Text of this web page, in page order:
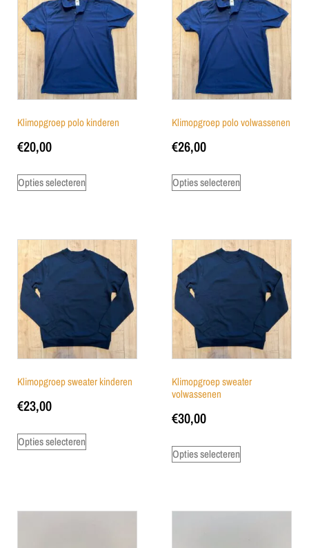
Klimopgroep polo kinderen
€20,00
Opties selecteren
Klimopgroep polo volwassenen
€26,00
Opties selecteren
Klimopgroep sweater kinderen
€23,00
Opties selecteren
Klimopgroep sweater
volwassenen
€30,00
Opties selecteren